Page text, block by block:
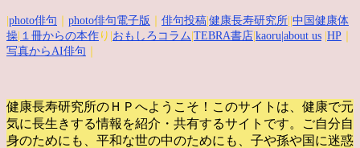
photo俳句 photo俳句電子版 俳句投稿 健康長寿研究所 中国健康体
操 １冊からの本作 り| おもしろコラム TEBRA書店 kaoru |about us HP
写真からAI俳句
健康長寿研究所のＨＰへようこそ！このサイトは、健康で元
気に長生きする情報を紹介・共有するサイトです。
ご自分自
身のためにも、平和な世の中のためにも、子や孫や国に迷惑